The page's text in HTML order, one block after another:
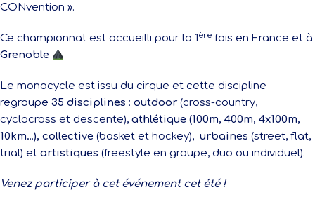
CONvention ».
Ce championnat est accueilli pour la 1ère fois en France et à
Grenoble
Le monocycle est issu du cirque et cette discipline
regroupe 35 disciplines : outdoor (cross-country,
cyclocross et descente), athlétique (100m, 400m, 4x100m,
10km…), collective (basket et hockey), urbaines (street, flat,
trial) et artistiques (freestyle en groupe, duo ou individuel).
Venez participer à cet événement cet été !